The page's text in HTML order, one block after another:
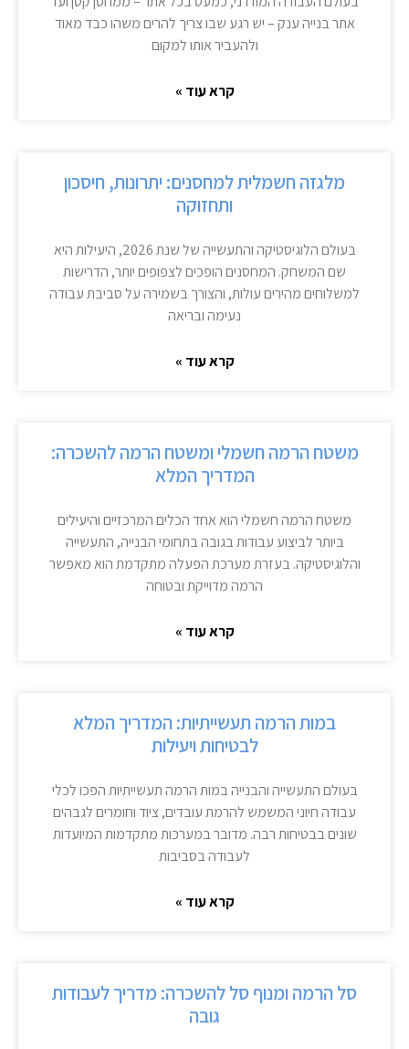
אתר בנייה ענק – יש רגע שבו צריך להרים משהו כבד מאוד
ולהעביר אותו למקום
קרא עוד »
מלגזה חשמלית למחסנים: יתרונות, חיסכון
ותחזוקה
בעולם הלוגיסטיקה והתעשייה של שנת 2026, היעילות היא
שם המשחק. המחסנים הופכים לצפופים יותר, הדרישות
למשלוחים מהירים עולות, והצורך בשמירה על סביבת עבודה
נעימה ובריאה
קרא עוד »
משטח הרמה חשמלי ומשטח הרמה להשכרה:
המדריך המלא
משטח הרמה חשמלי הוא אחד הכלים המרכזיים והיעילים
ביותר לביצוע עבודות בגובה בתחומי הבנייה, התעשייה
והלוגיסטיקה. בעזרת מערכת הפעלה מתקדמת הוא מאפשר
הרמה מדוייקת ובטוחה
קרא עוד »
במות הרמה תעשייתיות: המדריך המלא
לבטיחות ויעילות
בעולם התעשייה והבנייה במות הרמה תעשייתיות הפכו לכלי
עבודה חיוני המשמש להרמת עובדים, ציוד וחומרים לגבהים
שונים בבטיחות רבה. מדובר במערכות מתקדמות המיועדות
לעבודה בסביבות
קרא עוד »
סל הרמה ומנוף סל להשכרה: מדריך לעבודות
גובה